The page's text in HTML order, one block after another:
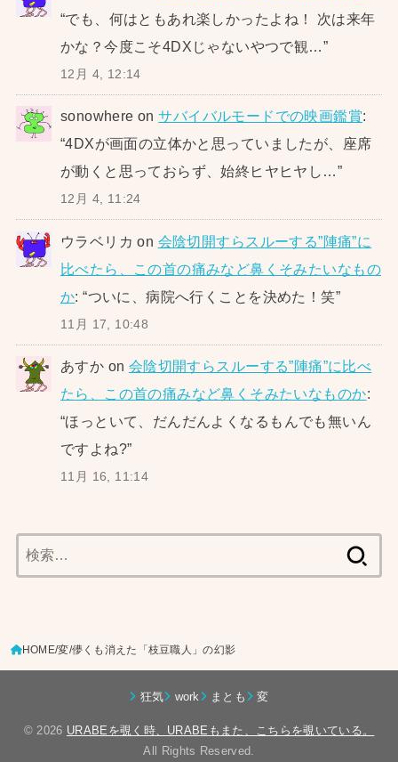
“でも、何はともあれ楽しかったよね！ 次は来年
かな？今度こそ4DXじゃないやつで観… ”
12月 4, 12:14
sonowhere onサバイバルモードでの映画鑑賞:
“4DXが画面の立体かと思っていましたが、座席
が動くと思っておらず、始終ヒヤヒヤし…”
12月 4, 11:24
ウラベリカ on 会陰切開すらスルーする”陣痛”に
比べたら、この首の痛みなど鼻くそみたいなもの
か: “ついに、病院へ行くことを決めた！笑”
11月 17, 10:48
あすか on 会陰切開すらスルーする”陣痛”に比べ
たら、この首の痛みなど鼻くそみたいなものか:
“ほっといて、だんだんよくなるもんでも無いん
ですよね?”
11月 16, 11:14
索:
HOME 変 儚くも消えた「枝豆職人」の幻影
狂気 work まとも 変
© 2026 URABEを覗く時、URABEもまた、こちらを覗いている。
All Rights Reserved.